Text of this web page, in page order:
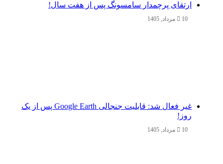
ارتقای پرچمدار سامسونگ پس از هفت سال!
10 مرداد, 1405
غیر فعال شد: قابلیت جنجالی Google Earth پس از یک
روز!
10 مرداد, 1405